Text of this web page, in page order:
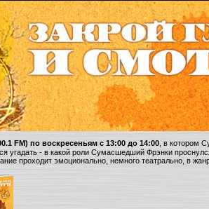
FM) по воскресеньям с 13:00 до 14:00 , в котором
угадать - в какой роли Сумасшедший Фрэнки
проходит эмоционально, немного театрально, в